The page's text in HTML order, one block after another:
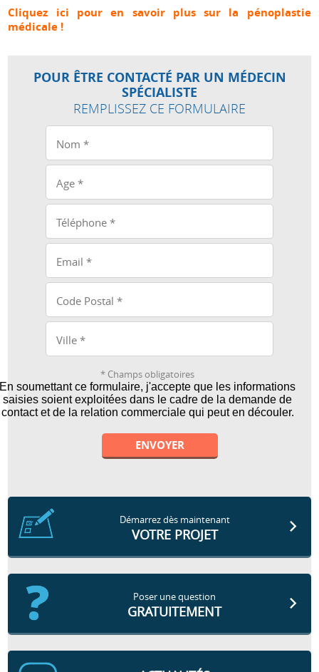
Cliquez ici pour en savoir plus sur la pénoplastie
médicale !
POUR ÊTRE CONTACTÉ PAR UN MÉDECIN
SPÉCIALISTE
REMPLISSEZ CE FORMULAIRE
* Champs obligatoires
En soumettant ce formulaire, j'accepte que les informations
saisies soient exploitées dans le cadre de la demande de
contact et de la relation commerciale qui peut en découler.
Démarrez dès maintenant
VOTRE PROJET
Poser une question
GRATUITEMENT